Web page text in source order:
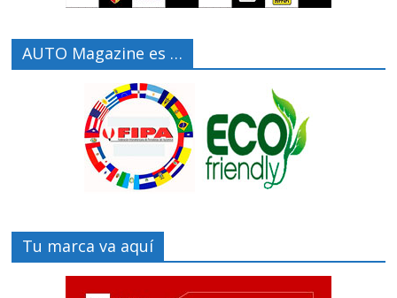
AUTO Magazine es …
Tu marca va aquí